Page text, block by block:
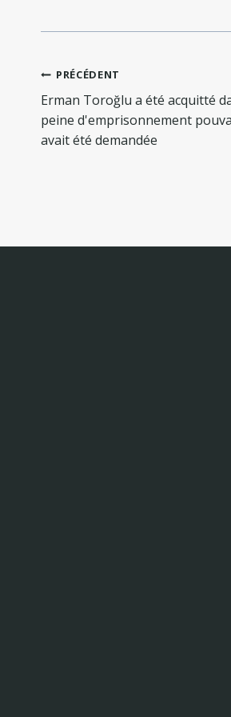
Navigation
de
l’article
PRÉCÉDENT
Erman Toroğlu a été acquitté
peine d'emprisonnement
avait été demandée